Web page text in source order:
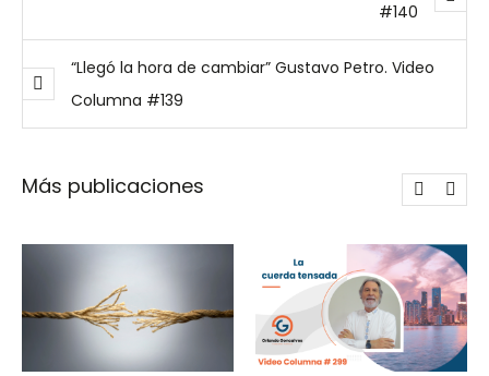
#140
“Llegó la hora de cambiar” Gustavo Petro. Video
Columna #139
Más publicaciones